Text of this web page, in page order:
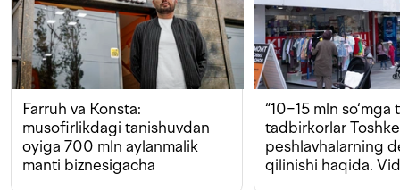
Farruh va Konsta:
musofirlikdagi tanishuvdan
oyiga 700 mln aylanmalik
manti biznesigacha
“10−15 mln so‘mga
tadbirkorlar
peshlavhalarning
qilinishi haqida.